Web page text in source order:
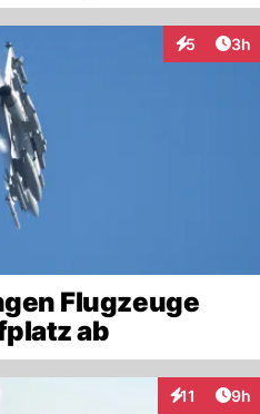
5 3h
Flugzeuge
ab
11 9h